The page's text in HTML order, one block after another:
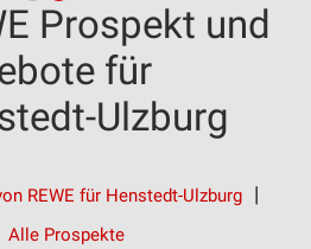
Prospekt und
für
Ulzburg
REWE für Henstedt-Ulzburg
Alle Prospekte